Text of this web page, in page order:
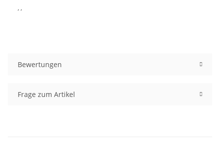
, ,
Bewertungen
Frage zum Artikel